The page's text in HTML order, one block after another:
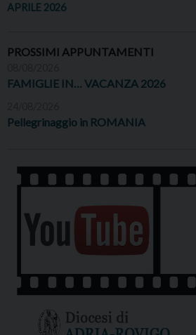
APRILE 2026
PROSSIMI APPUNTAMENTI
FAMIGLIE IN… VACANZA 2026
Pellegrinaggio in ROMANIA